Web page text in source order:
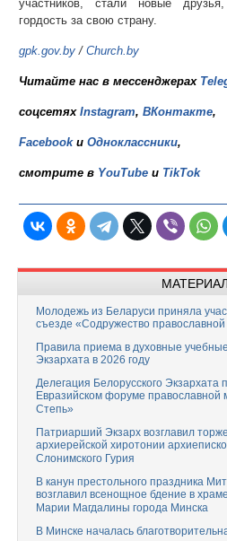
участников, стали новые
гордость за свою страну.
gpk.gov.by / Church.by
Читайте нас в мессенджерах
соцсетях Instagram, ВКонтакте,
Facebookи Одноклассники,
смотрите в YouTube и TikTok
Молодежь из Беларуси приняла
съезде «Содружество
Правила приема в духовные
Экзархата в 2026 году
Делегация Белорусского Экзархата
Евразийском форуме
Степь»
Патриарший Экзарх возглавил
архиерейской хиротонии
Слонимского Гурия
В канун престольного праздника
возглавил всенощное бдение в
Марии Магдалины города Минска
В Минске началась